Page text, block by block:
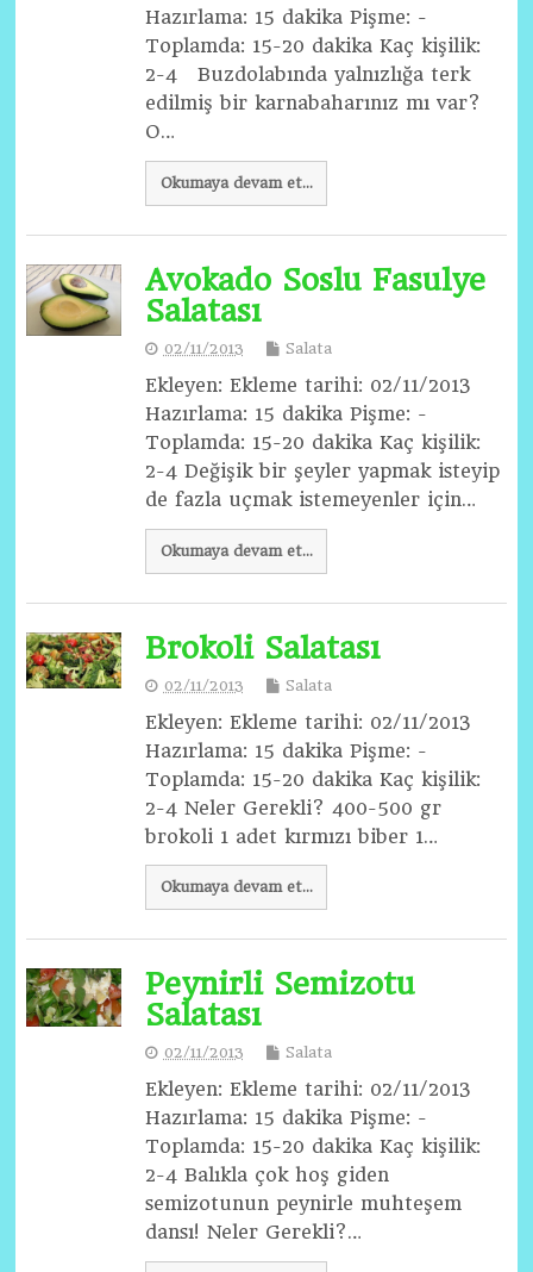
Hazırlama: 15 dakika Pişme: -
Toplamda: 15-20 dakika Kaç kişilik:
2-4 Buzdolabında yalnızlığa terk
edilmiş bir karnabaharınız mı var?
O…
Okumaya devam et...
Avokado Soslu Fasulye
Salatası
02/11/2013 Salata
Ekleyen: Ekleme tarihi: 02/11/2013
Hazırlama: 15 dakika Pişme: -
Toplamda: 15-20 dakika Kaç kişilik:
2-4 Değişik bir şeyler yapmak isteyip
de fazla uçmak istemeyenler için…
Okumaya devam et...
Brokoli Salatası
02/11/2013 Salata
Ekleyen: Ekleme tarihi: 02/11/2013
Hazırlama: 15 dakika Pişme: -
Toplamda: 15-20 dakika Kaç kişilik:
2-4 Neler Gerekli? 400-500 gr
brokoli 1 adet kırmızı biber 1…
Okumaya devam et...
Peynirli Semizotu
Salatası
02/11/2013 Salata
Ekleyen: Ekleme tarihi: 02/11/2013
Hazırlama: 15 dakika Pişme: -
Toplamda: 15-20 dakika Kaç kişilik:
2-4 Balıkla çok hoş giden
semizotunun peynirle muhteşem
dansı! Neler Gerekli?…